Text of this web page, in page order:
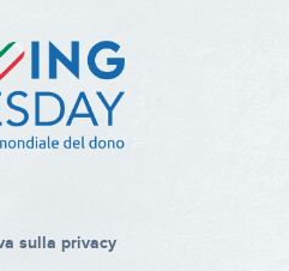
sulla privacy